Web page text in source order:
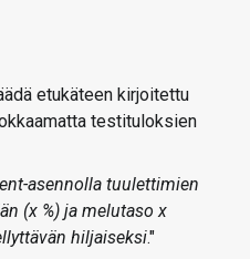
etukäteen kirjoitettu
testituloksien
asennolla tuulettimien
(x %) ja melutaso x
hiljaiseksi."